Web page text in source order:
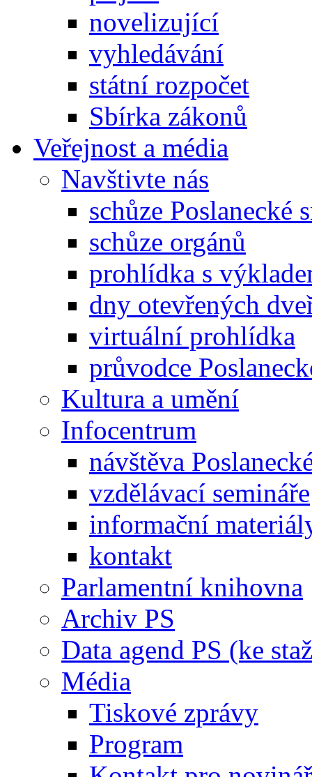
novelizující
vyhledávání
státní rozpočet
Sbírka zákonů
Veřejnost a média
Navštivte nás
schůze Poslanecké
schůze orgánů
prohlídka s
dny otevřených
virtuální prohlídka
průvodce
Kultura a umění
Infocentrum
návštěva
vzdělávací semináře
informační
kontakt
Parlamentní knihovna
Archiv PS
Data agend PS (ke
Média
Tiskové zprávy
Program